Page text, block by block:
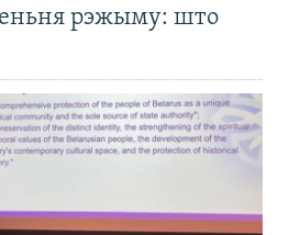
рэжыму: што